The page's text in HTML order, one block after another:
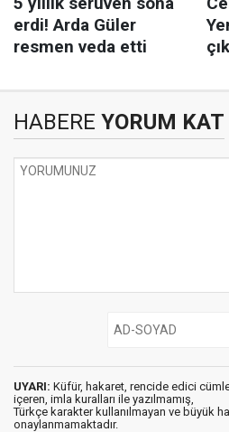
HABERE YORUM KAT
UYARI: Küfür, hakaret, rencide edici
içeren, imla kuralları ile yazılmamış,
Türkçe karakter kullanılmayan ve büyük
onaylanmamaktadır.